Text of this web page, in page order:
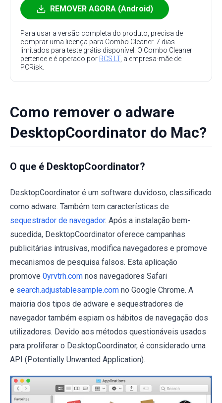
REMOVER AGORA (Android)
Para usar a versão completa do produto, precisa de
comprar uma licença para Combo Cleaner. 7 dias
limitados para teste grátis disponível. O Combo Cleaner
pertence e é operado por RCS LT, a empresa-mãe de
PCRisk.
Como remover o adware
DesktopCoordinator do Mac?
O que é DesktopCoordinator?
DesktopCoordinator é um software duvidoso, classificado
como adware. Também tem características de
sequestrador de navegador. Após a instalação bem-
sucedida, DesktopCoordinator oferece campanhas
publicitárias intrusivas, modifica navegadores e promove
mecanismos de pesquisa falsos. Esta aplicação
promove 0yrvtrh.com nos navegadores Safari
e search.adjustablesample.com no Google Chrome. A
maioria dos tipos de adware e sequestradores de
navegador também espiam os hábitos de navegação dos
utilizadores. Devido aos métodos questionáveis usados
para proliferar o DesktopCoordinator, é considerado uma
API (Potentially Unwanted Application).